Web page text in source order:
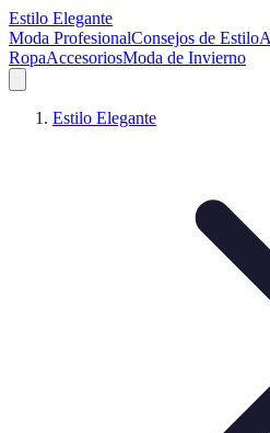
Estilo Elegante
Moda ProfesionalConsejos de Estilo
RopaAccesoriosModa de Invierno
Estilo Elegante